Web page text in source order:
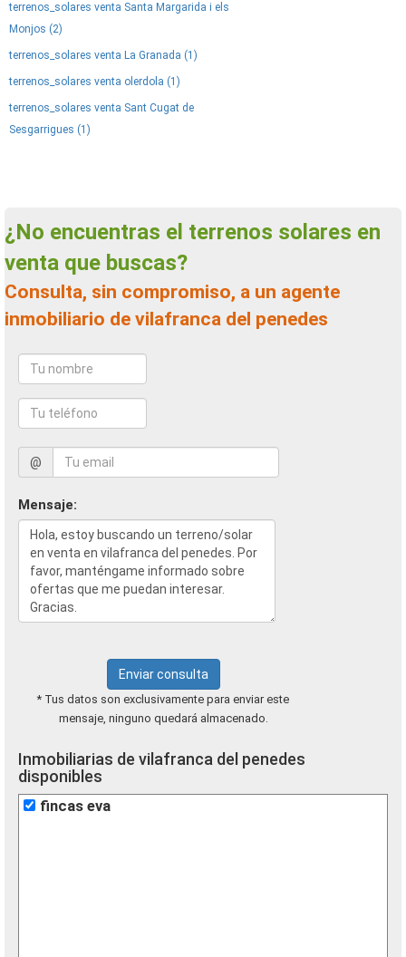
terrenos_solares venta Santa Margarida i els
Monjos (2)
terrenos_solares venta La Granada (1)
terrenos_solares venta olerdola (1)
terrenos_solares venta Sant Cugat de
Sesgarrigues (1)
¿No encuentras el terrenos solares en
venta que buscas?
Consulta, sin compromiso, a un agente
inmobiliario de vilafranca del penedes
@
Mensaje:
Enviar consulta
* Tus datos son exclusivamente para enviar este
mensaje, ninguno quedará almacenado.
Inmobiliarias de vilafranca del penedes
disponibles
fincas eva